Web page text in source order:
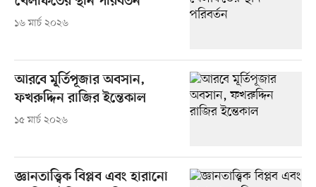
১৬ মার্চ ২০২৬
আরবে মূর্তিপূজার অবসান,
ফখরুদ্দিন রাজির ইন্তেকাল
১৫ মার্চ ২০২৬
জ্ঞানতাত্ত্বিক বিপ্লব এবং হারানো